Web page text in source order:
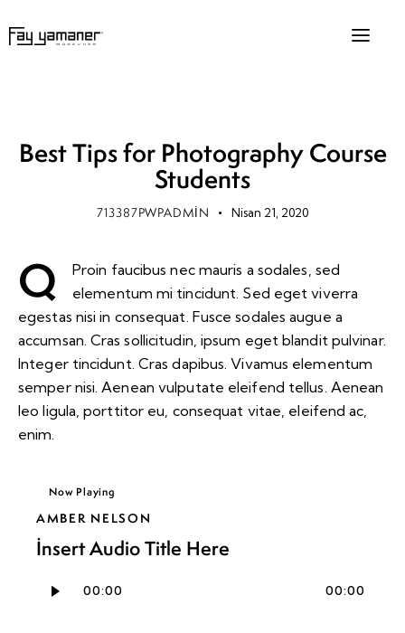
Best Tips for Photography Course
Students
713387PWPADMIN Nisan 21, 2020
Q
Proin faucibus nec mauris a sodales, sed
elementum mi tincidunt. Sed eget viverra
egestas nisi in consequat. Fusce sodales augue a
accumsan. Cras sollicitudin, ipsum eget blandit pulvinar.
Integer tincidunt. Cras dapibus. Vivamus elementum
semper nisi. Aenean vulputate eleifend tellus. Aenean
leo ligula, porttitor eu, consequat vitae, eleifend ac,
enim.
Now Playing
AMBER NELSON
Insert Audio Title Here
Ses
00:00 00:00